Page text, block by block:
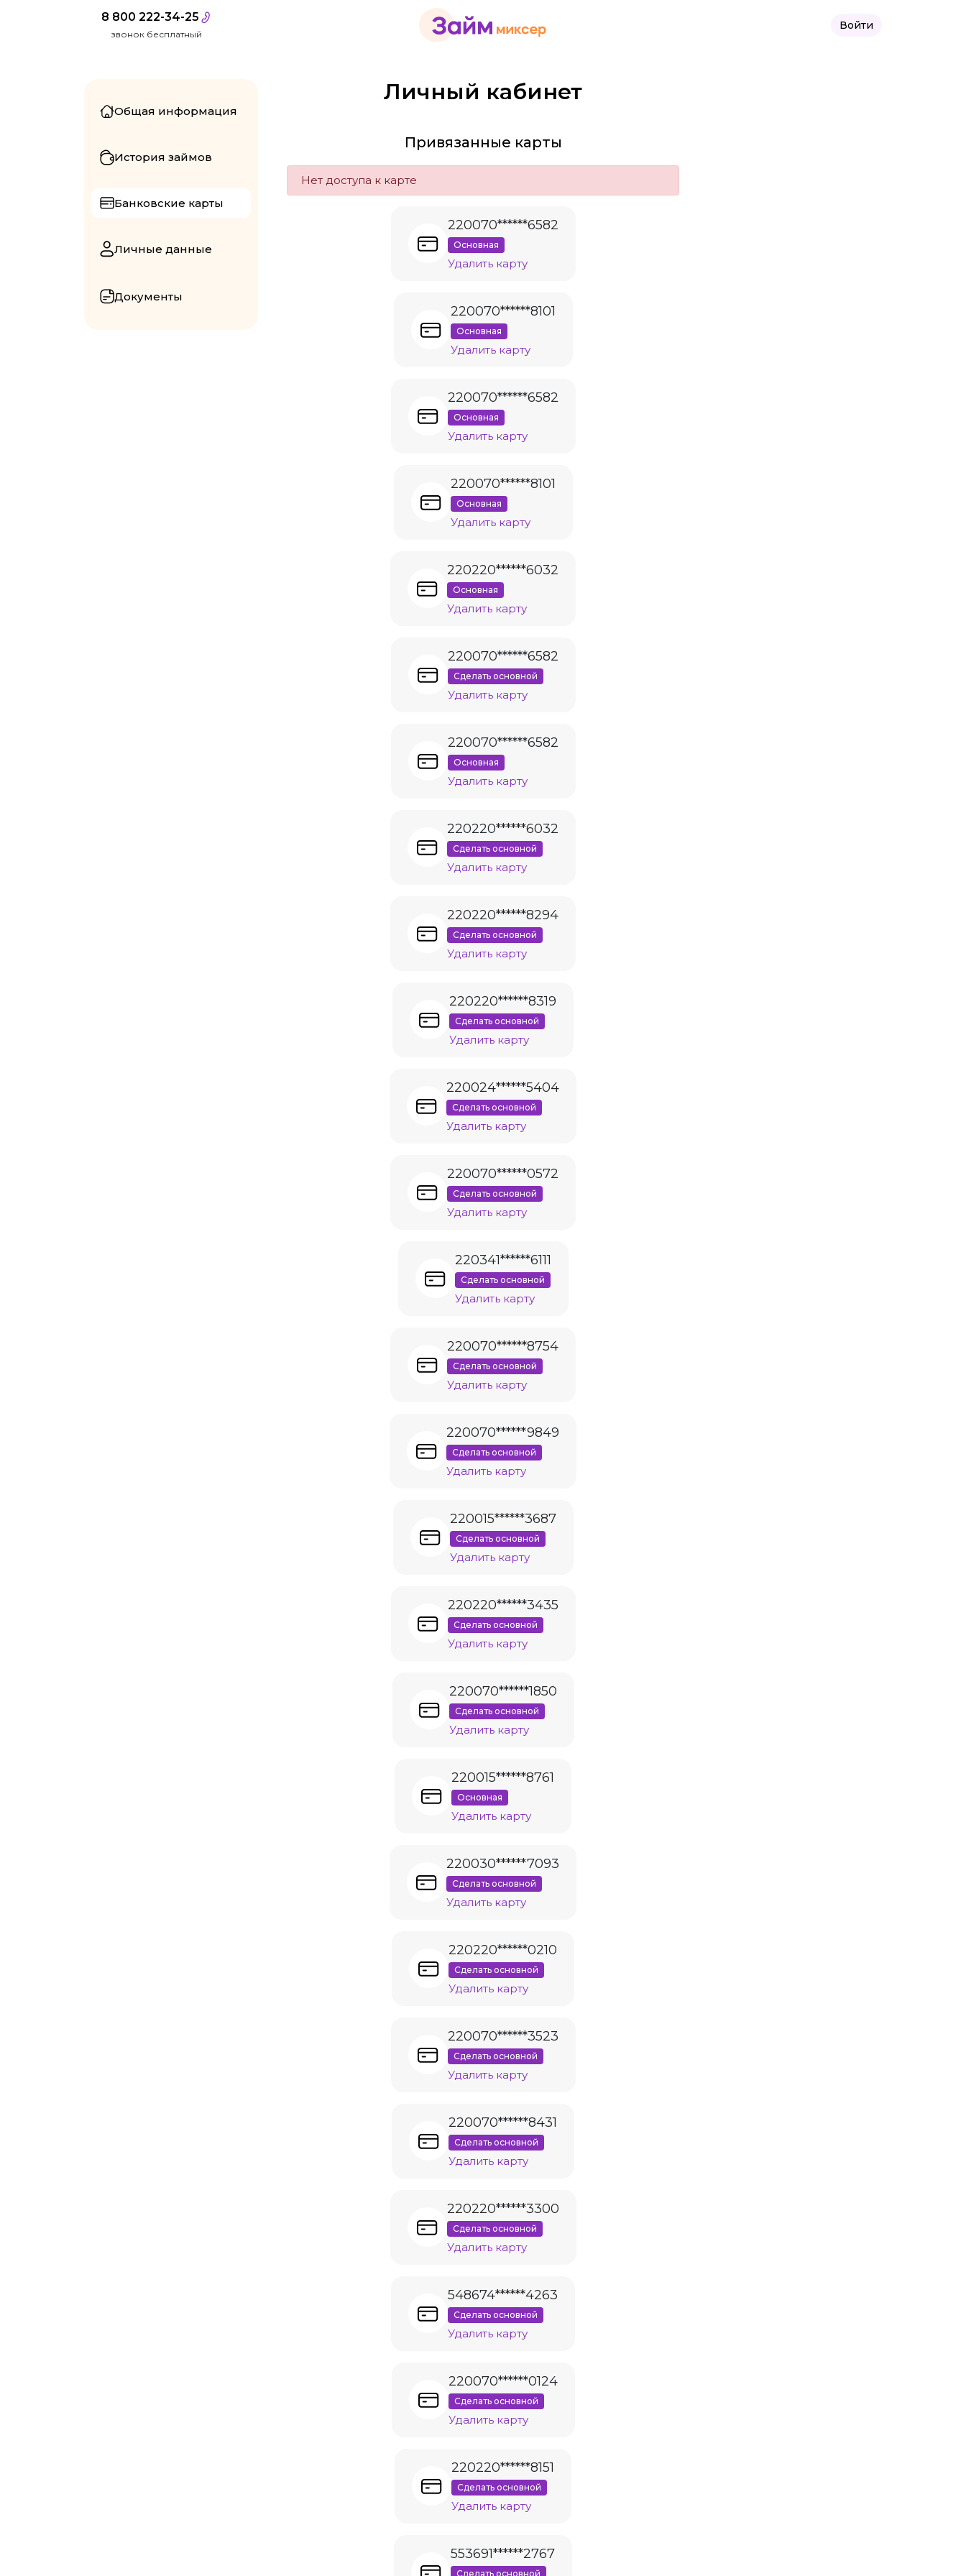
8 800 222-34-25
звонок бесплатный
Войти
Общая информация
История займов
Банковские карты
Личные данные
Документы
Личный кабинет
Привязанные карты
Нет доступа к карте
220070******6582
Основная
Удалить карту
220070******8101
Основная
Удалить карту
220070******6582
Основная
Удалить карту
220070******8101
Основная
Удалить карту
220220******6032
Основная
Удалить карту
220070******6582
Сделать основной
Удалить карту
220070******6582
Основная
Удалить карту
220220******6032
Сделать основной
Удалить карту
220220******8294
Сделать основной
Удалить карту
220220******8319
Сделать основной
Удалить карту
220024******5404
Сделать основной
Удалить карту
220070******0572
Сделать основной
Удалить карту
220341******6111
Сделать основной
Удалить карту
220070******8754
Сделать основной
Удалить карту
220070******9849
Сделать основной
Удалить карту
220015******3687
Сделать основной
Удалить карту
220220******3435
Сделать основной
Удалить карту
220070******1850
Сделать основной
Удалить карту
220015******8761
Основная
Удалить карту
220030******7093
Сделать основной
Удалить карту
220220******0210
Сделать основной
Удалить карту
220070******3523
Сделать основной
Удалить карту
220070******8431
Сделать основной
Удалить карту
220220******3300
Сделать основной
Удалить карту
548674******4263
Сделать основной
Удалить карту
220070******0124
Сделать основной
Удалить карту
220220******8151
Сделать основной
Удалить карту
553691******2767
Сделать основной